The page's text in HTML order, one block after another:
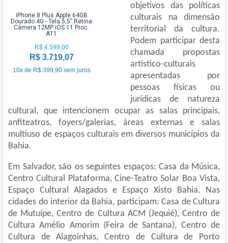
iPhone 8 Plus Apple 64GB
Dourado 4G - Tela 5,5” Retina
Câmera 12MP iOS 11 Proc.
A11
R$ 4.599,00
R$ 3.719,07
10x de R$ 399,90 sem juros
objetivos das políticas
culturais na dimensão
territorial da cultura.
Podem participar desta
chamada propostas
artístico-culturais
apresentadas por
pessoas físicas ou
jurídicas de natureza
cultural, que intencionem ocupar as salas principais,
anfiteatros, foyers/galerias, áreas externas e salas
multiuso de espaços culturais em diversos municípios da
Bahia.
Em Salvador, são os seguintes espaços: Casa da Música,
Centro Cultural Plataforma, Cine-Teatro Solar Boa Vista,
Espaço Cultural Alagados e Espaço Xisto Bahia. Nas
cidades do interior da Bahia, participam: Casa de Cultura
de Mutuípe, Centro de Cultura ACM (Jequié), Centro de
Cultura Amélio Amorim (Feira de Santana), Centro de
Cultura de Alagoinhas, Centro de Cultura de Porto